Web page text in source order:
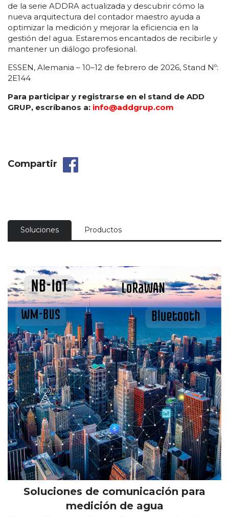
de la serie ADDRA actualizada y descubrir cómo la
nueva arquitectura del contador maestro ayuda a
optimizar la medición y mejorar la eficiencia en la
gestión del agua. Estaremos encantados de recibirle y
mantener un diálogo profesional.
ESSEN, Alemania – 10–12 de febrero de 2026, Stand Nº:
2E144
Para participar y registrarse en el stand de ADD
GRUP, escríbanos a: info@addgrup.com
Compartir
Soluciones Productos
Soluciones de comunicación para
medición de agua